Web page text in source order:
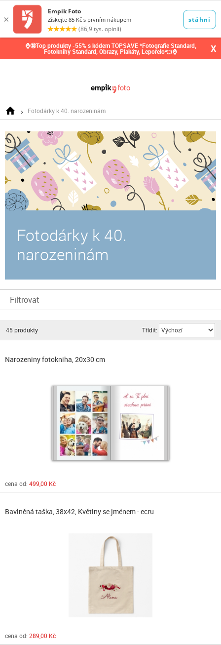
⌚🤩Top produkty -55% s kódem TOPSAVE *Fotografie Standard,
Fotoknihy Standard, Obrazy, Plakáty, Leporelo👈⌚ X
Fotodárky k 40. narozeninám
Fotodárky k 40.
narozeninám
Filtrovat
45 produkty Třídit:
Narozeniny fotokniha, 20x30 cm
cena od: 499,00 Kč
Bavlněná taška, 38x42, Květiny se jménem - ecru
cena od: 289,00 Kč